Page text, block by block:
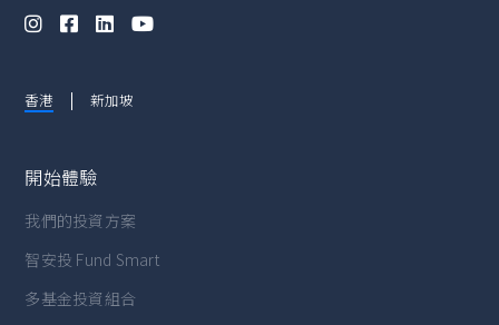
   
香港 新加坡
開始體驗
我們的投資方案
智安投 Fund Smart
多基金投資組合